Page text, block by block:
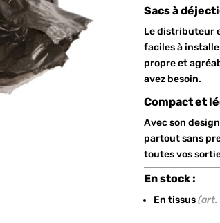
Sacs à
Le distributeur
faciles à
propre et
avez besoin.
Compact et
Avec son
partout sans
toutes vos
En stock :
En tissus(art.